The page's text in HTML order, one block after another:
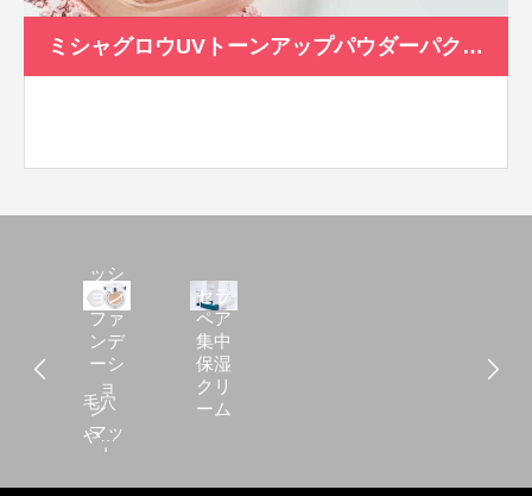
ミシャグロウUVトーンアップパウダーパクトSPF30/PA+++
ッシ
ョン
ファ
ンデ
ーシ
ョ
ン
マッ
ト
毛穴
や色
セラ
ペア
集中
保湿
クリ
ーム